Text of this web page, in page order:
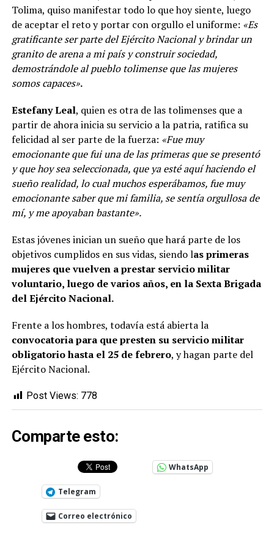
Tolima, quiso manifestar todo lo que hoy siente, luego
de aceptar el reto y portar con orgullo el uniforme: «Es
gratificante ser parte del Ejército Nacional y brindar un
granito de arena a mi país y construir sociedad,
demostrándole al pueblo tolimense que las mujeres
somos capaces».
Estefany Leal, quien es otra de las tolimenses que a
partir de ahora inicia su servicio a la patria, ratifica su
felicidad al ser parte de la fuerza: «Fue muy
emocionante que fui una de las primeras que se presentó
y que hoy sea seleccionada, que ya esté aquí haciendo el
sueño realidad, lo cual muchos esperábamos, fue muy
emocionante saber que mi familia, se sentía orgullosa de
mí, y me apoyaban bastante».
Estas jóvenes inician un sueño que hará parte de los
objetivos cumplidos en sus vidas, siendo las primeras
mujeres que vuelven a prestar servicio militar
voluntario, luego de varios años, en la Sexta Brigada
del Ejército Nacional.
Frente a los hombres, todavía está abierta la
convocatoria para que presten su servicio militar
obligatorio hasta el 25 de febrero, y hagan parte del
Ejército Nacional.
Post Views: 778
Comparte esto:
WhatsApp
Telegram
Correo electrónico